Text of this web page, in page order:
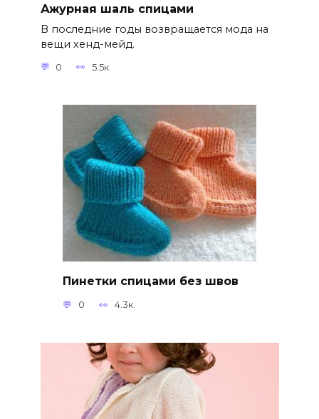
Ажурная шаль спицами
В последние годы возвращается мода на
вещи хенд-мейд.
0 5.5к.
Пинетки спицами без швов
0 4.3к.